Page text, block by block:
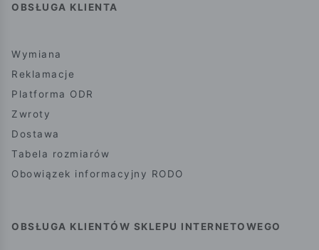
OBSŁUGA KLIENTA
Wymiana
Reklamacje
Platforma ODR
Zwroty
Dostawa
Tabela rozmiarów
Obowiązek informacyjny RODO
OBSŁUGA KLIENTÓW SKLEPU INTERNETOWEGO